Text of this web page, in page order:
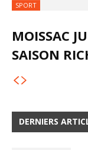
SPORT
MOISSAC
SAISON
DERNIERS